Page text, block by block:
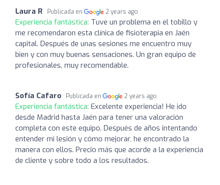
Laura R Publicada en 2 years ago
Experiencia fantástica: Tuve un problema en el tobillo y
me recomendaron esta clínica de fisioterapia en Jaén
capital. Después de unas sesiones me encuentro muy
bien y con muy buenas sensaciones. Un gran equipo de
profesionales, muy recomendable.
Sofía Cafaro Publicada en 2 years ago
Experiencia fantástica: Excelente experiencia! He ido
desde Madrid hasta Jaén para tener una valoración
completa con este equipo. Después de años intentando
entender mi lesión y cómo mejorar, he encontrado la
manera con ellos. Precio más que acorde a la experiencia
de cliente y sobre todo a los resultados.